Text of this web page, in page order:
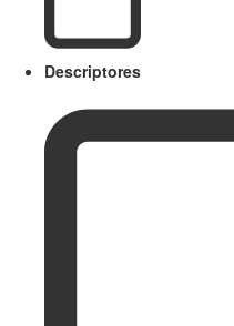
Descriptores